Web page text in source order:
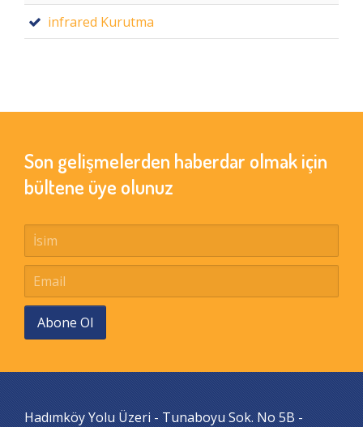
infrared Kurutma
Son gelişmelerden haberdar olmak için
bültene üye olunuz
Abone Ol
Hadımköy Yolu Üzeri - Tunaboyu Sok. No 5B -